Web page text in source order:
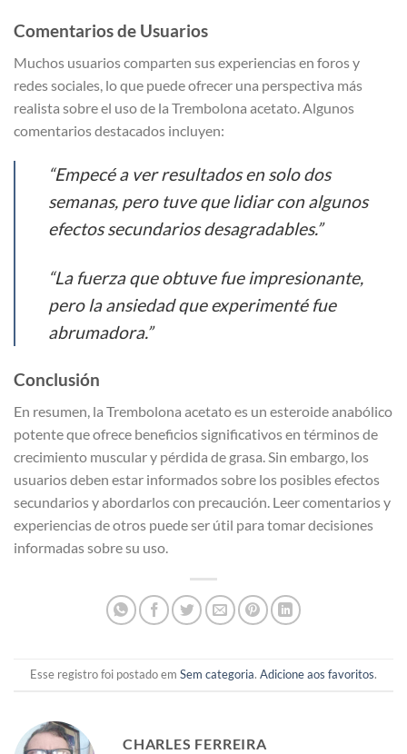
Comentarios de Usuarios
Muchos usuarios comparten sus experiencias en foros y
redes sociales, lo que puede ofrecer una perspectiva más
realista sobre el uso de la Trembolona acetato. Algunos
comentarios destacados incluyen:
“Empecé a ver resultados en solo dos
semanas, pero tuve que lidiar con algunos
efectos secundarios desagradables.”
“La fuerza que obtuve fue impresionante,
pero la ansiedad que experimenté fue
abrumadora.”
Conclusión
En resumen, la Trembolona acetato es un esteroide anabólico
potente que ofrece beneficios significativos en términos de
crecimiento muscular y pérdida de grasa. Sin embargo, los
usuarios deben estar informados sobre los posibles efectos
secundarios y abordarlos con precaución. Leer comentarios y
experiencias de otros puede ser útil para tomar decisiones
informadas sobre su uso.
Esse registro foi postado em Sem categoria. Adicione aos favoritos.
CHARLES FERREIRA